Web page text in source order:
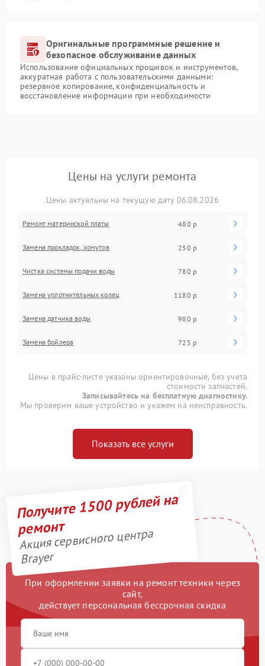
Оригинальные программные решение и
безопасное обслуживание данных
Использование официальных прошивок и инструментов,
аккуратная работа с пользовательскими данными:
резервное копирование, конфиденциальность и
восстановление информации при необходимости
Цены на услуги ремонта
Цены актуальны на текущую дату 06.08.2026
Ремонт материнской платы 480 р
Замена прокладок, хомутов 250 р
Чистка системы подачи воды 780 р
Замена уплотнительных колец 1180 р
Замена датчика воды 980 р
Замена бойлера 725 р
Цены в прайс-листе указаны ориентировочные, без учета
стоимости запчастей.
Записывайтесь на бесплатную диагностику.
Мы проверим ваше устройство и укажем на неисправность.
Показать все услуги
Получите 1500 рублей на
ремонт
Акция сервисного центра
Brayer
При оформлении заявки на ремонт техники через
сайт,
действует персональная бессрочная скидка